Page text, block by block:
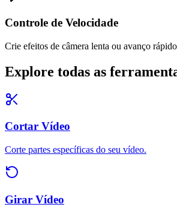
Controle de Velocidade
Crie efeitos de câmera lenta ou avanço
Explore todas as
Cortar Vídeo
Corte partes específicas do seu vídeo.
Girar Vídeo